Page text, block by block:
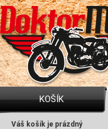
KOŠÍK
Váš košík je prázdný